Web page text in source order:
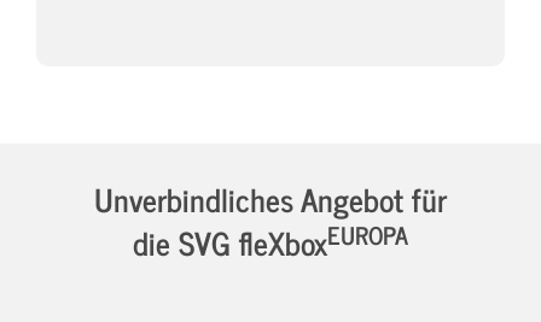
Unverbindliches Angebot für
die SVG fleXboxEUROPA